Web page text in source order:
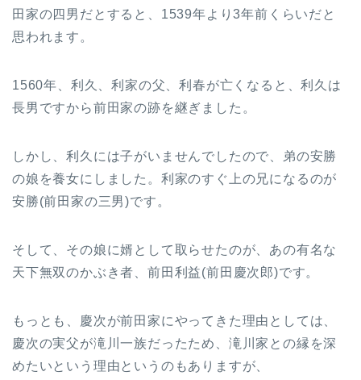
田家の四男だとすると、1539年より3年前くらいだと
思われます。
1560年、利久、利家の父、利春が亡くなると、利久は
長男ですから前田家の跡を継ぎました。
しかし、利久には子がいませんでしたので、弟の安勝
の娘を養女にしました。利家のすぐ上の兄になるのが
安勝(前田家の三男)です。
そして、その娘に婿として取らせたのが、あの有名な
天下無双のかぶき者、前田利益(前田慶次郎)です。
もっとも、慶次が前田家にやってきた理由としては、
慶次の実父が滝川一族だったため、滝川家との縁を深
めたいという理由というのもありますが、